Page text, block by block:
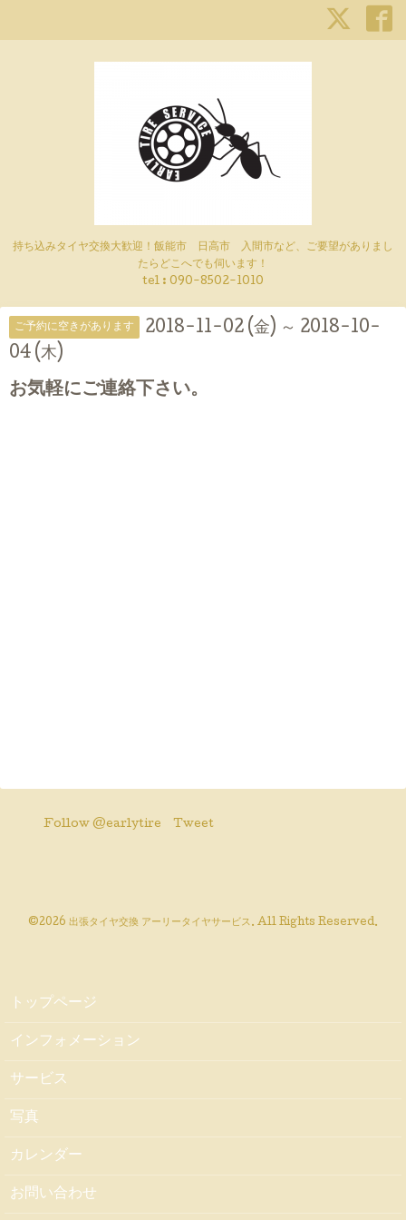
持ち込みタイヤ交換大歓迎！飯能市 日高市 入間市など、ご要望がありまし
たらどこへでも伺います！
tel : 090-8502-1010
ご予約に空きがあります
2018-11-02 (金) ～ 2018-10-
04 (木)
お気軽にご連絡下さい。
Follow @earlytire Tweet
©2026 出張タイヤ交換 アーリータイヤサービス. All Rights Reserved.
トップページ
インフォメーション
サービス
写真
カレンダー
お問い合わせ